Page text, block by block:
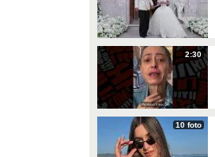
2:30
10 foto
PLAY